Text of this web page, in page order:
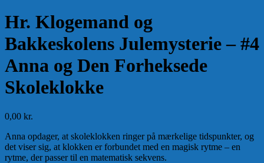
Hr. Klogemand og
Bakkeskolens Julemysterie – #4
Anna og Den Forheksede
Skoleklokke
0,00 kr.
Anna opdager, at skoleklokken ringer på mærkelige tidspunkter, og
det viser sig, at klokken er forbundet med en magisk rytme – en
rytme, der passer til en matematisk sekvens.